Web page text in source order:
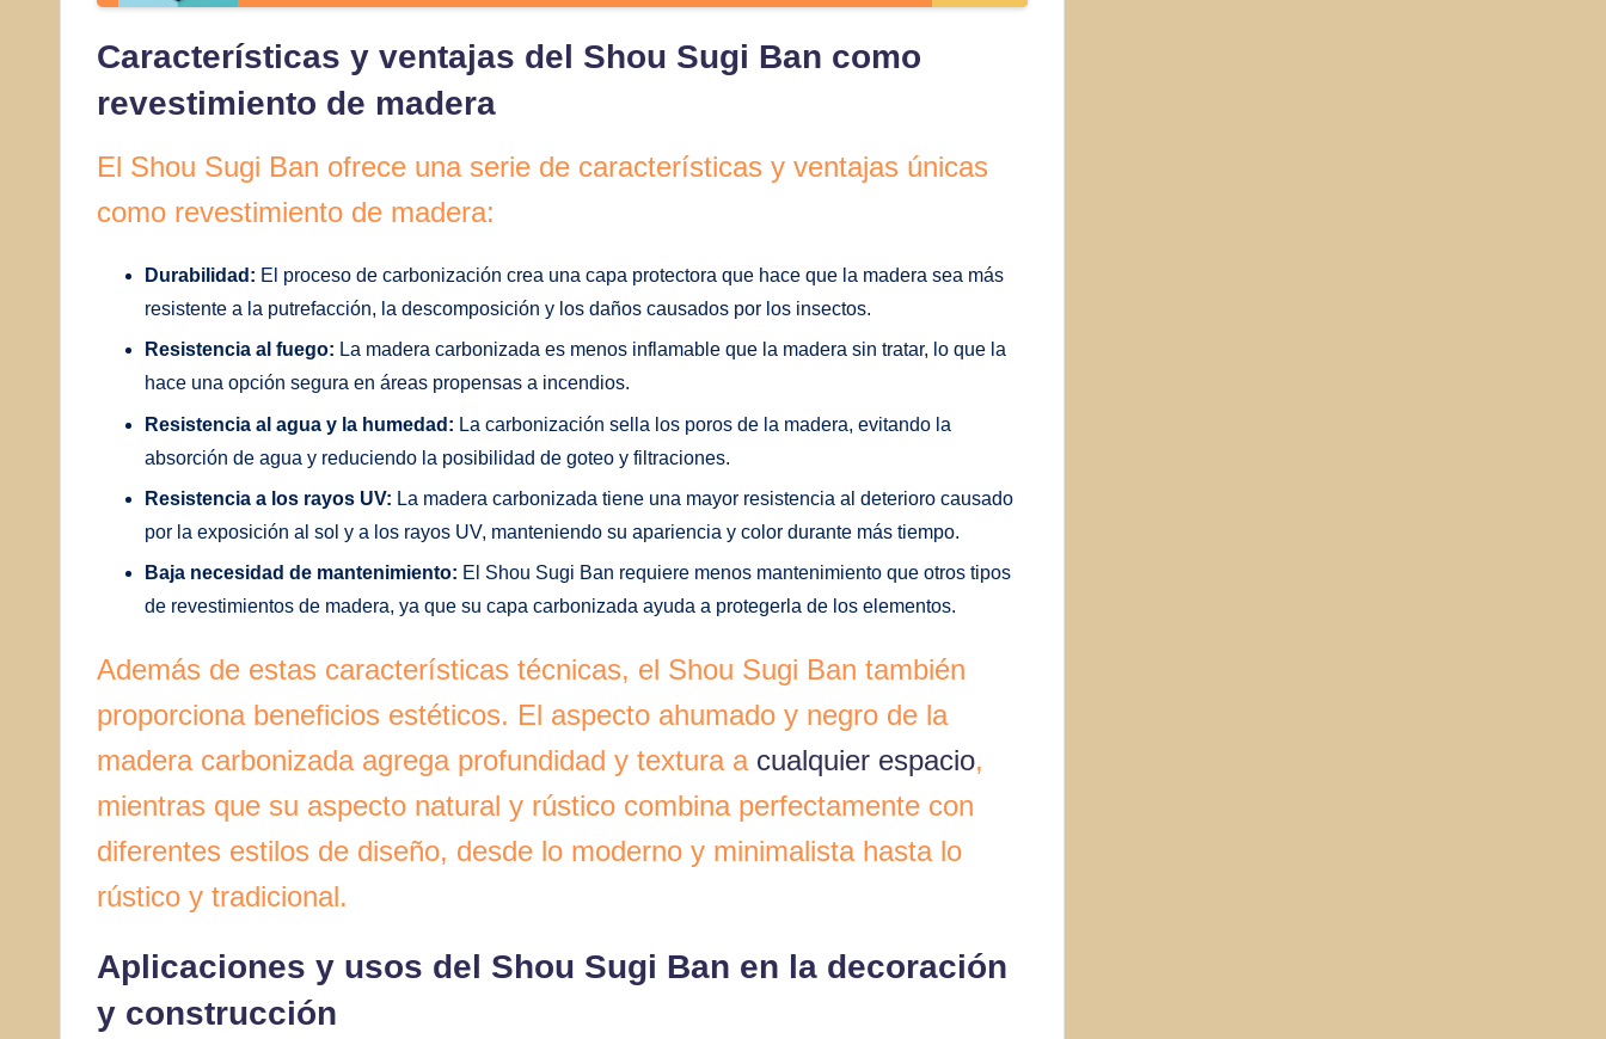
Características y ventajas del Shou Sugi Ban como
revestimiento de madera
El Shou Sugi Ban ofrece una serie de características y ventajas únicas
como revestimiento de madera:
Durabilidad: El proceso de carbonización crea una capa protectora que hace que la madera sea más
resistente a la putrefacción, la descomposición y los daños causados por los insectos.
Resistencia al fuego: La madera carbonizada es menos inflamable que la madera sin tratar, lo que la
hace una opción segura en áreas propensas a incendios.
Resistencia al agua y la humedad: La carbonización sella los poros de la madera, evitando la
absorción de agua y reduciendo la posibilidad de goteo y filtraciones.
Resistencia a los rayos UV: La madera carbonizada tiene una mayor resistencia al deterioro causado
por la exposición al sol y a los rayos UV, manteniendo su apariencia y color durante más tiempo.
Baja necesidad de mantenimiento: El Shou Sugi Ban requiere menos mantenimiento que otros tipos
de revestimientos de madera, ya que su capa carbonizada ayuda a protegerla de los elementos.
Además de estas características técnicas, el Shou Sugi Ban también
proporciona beneficios estéticos. El aspecto ahumado y negro de la
madera carbonizada agrega profundidad y textura a cualquier espacio,
mientras que su aspecto natural y rústico combina perfectamente con
diferentes estilos de diseño, desde lo moderno y minimalista hasta lo
rústico y tradicional.
Aplicaciones y usos del Shou Sugi Ban en la decoración
y construcción